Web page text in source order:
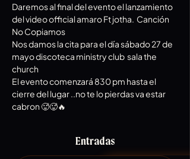
Daremos al final del evento el lanzamiento
del video official amaro Ft jotha.  Canción
No Copiamos
Nos damos la cita para el día sábado 27 de
mayo discoteca ministry club  sala the
church
El evento comenzará 830 pm hasta el
cierre del lugar ..no te lo pierdas va estar
cabron 🥵🥵🔥
Entradas